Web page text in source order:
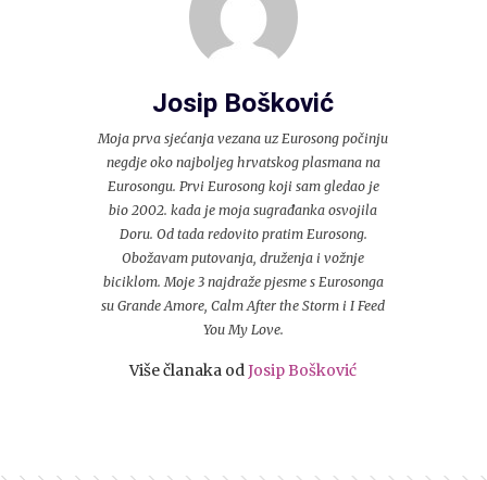
Josip Bošković
Moja prva sjećanja vezana uz Eurosong počinju
negdje oko najboljeg hrvatskog plasmana na
Eurosongu. Prvi Eurosong koji sam gledao je
bio 2002. kada je moja sugrađanka osvojila
Doru. Od tada redovito pratim Eurosong.
Obožavam putovanja, druženja i vožnje
biciklom. Moje 3 najdraže pjesme s Eurosonga
su Grande Amore, Calm After the Storm i I Feed
You My Love.
Više članaka odJosip Bošković